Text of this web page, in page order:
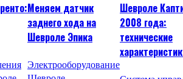
Меняем датчик
заднего хода на
Шевроле Эпика
Электрооборудование
Шевроле
2008 года:
технические